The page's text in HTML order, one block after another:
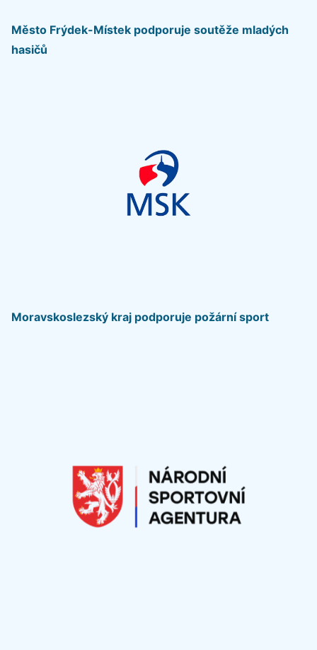
Město Frýdek-Místek podporuje soutěže mladých
hasičů
Moravskoslezský kraj podporuje požární sport